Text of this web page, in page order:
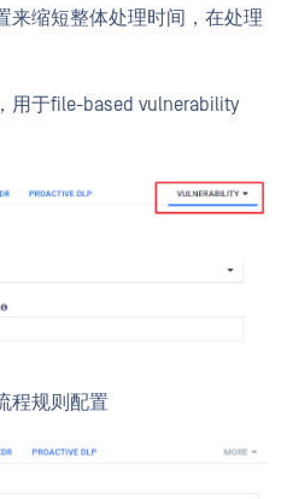
来缩短整体处理时间，在处理
用于file-based vulnerability
程规则配置